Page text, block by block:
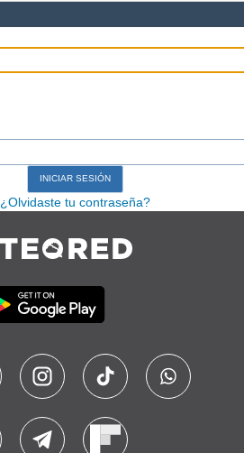
¿Olvidaste tu contraseña?